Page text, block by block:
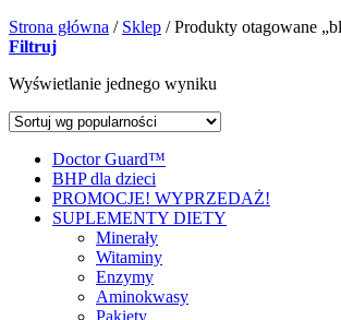
Strona główna / Sklep /Produkty otagowane
Filtruj
Wyświetlanie jednego wyniku
Doctor Guard™
BHP dla dzieci
PROMOCJE! WYPRZEDAŻ!
SUPLEMENTY DIETY
Minerały
Witaminy
Enzymy
Aminokwasy
Pakiety